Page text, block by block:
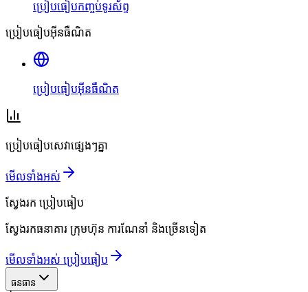
ប្រៀបធៀបកញ្ចប់ទូរស័ព្ទ
ប្រៀបធៀបអ៊ីនធឺណិត
ប្រៀបធៀបអ៊ីនធឺណិត
ប្រៀបធៀបសេវាផ្សេងៗគ្នា
មើលទាំងអស់
ស្វែងរក ប្រៀបធៀប
ស្វែងរកធនាគារ ក្រុមហ៊ុន ការណែនាំ និងច្រើនទៀត
មើលទាំងអស់ ប្រៀបធៀប
ធនធាន